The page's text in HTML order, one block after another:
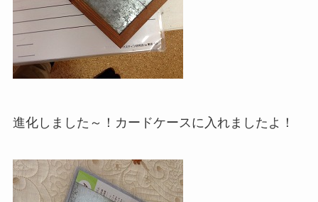
進化しました～！カードケースに入れましたよ！